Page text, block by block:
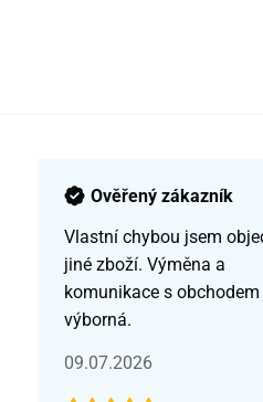
Ověřený zákazník
Vlastní chybou jsem
jiné zboží. Výměna a
komunikace s obchodem
výborná.
09.07.2026